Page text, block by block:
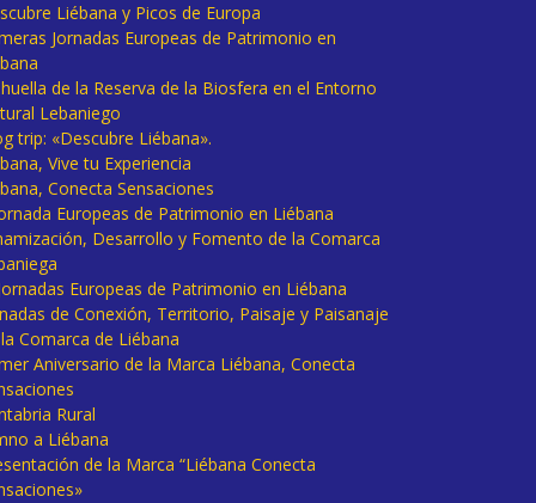
Liébana y Picos de Europa
Jornadas Europeas de Patrimonio en
de la Reserva de la Biosfera en el Entorno
Lebaniego
trip: «Descubre Liébana».
Vive tu Experiencia
Conecta Sensaciones
Europeas de Patrimonio en Liébana
Desarrollo y Fomento de la Comarca
Europeas de Patrimonio en Liébana
de Conexión, Territorio, Paisaje y Paisanaje
Comarca de Liébana
Aniversario de la Marca Liébana, Conecta
Rural
a Liébana
de la Marca “Liébana Conecta